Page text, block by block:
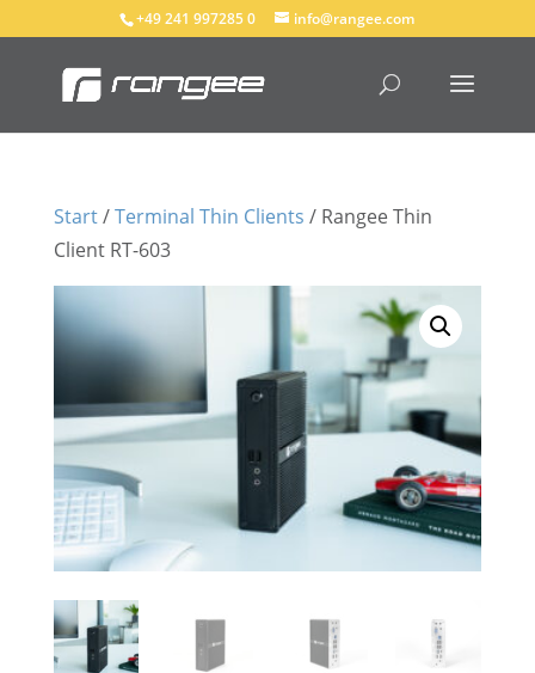
+49 241 997285 0 info@rangee.com
Start/Terminal Thin Clients / Rangee Thin
Client RT-603